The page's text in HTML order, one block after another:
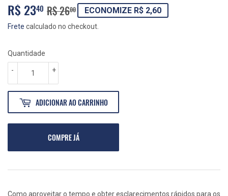
R$ 2340 R$ 2600PREÇO
NORMAL
R$
26,00
PREÇO
PROMOCIONAL
R$
23,40
ECONOMIZE R$ 2,60
Frete calculado no checkout.
Quantidade
+
-
ADICIONAR AO CARRINHO
COMPRE JÁ
Como aproveitar o tempo e obter esclarecimentos rápidos para os